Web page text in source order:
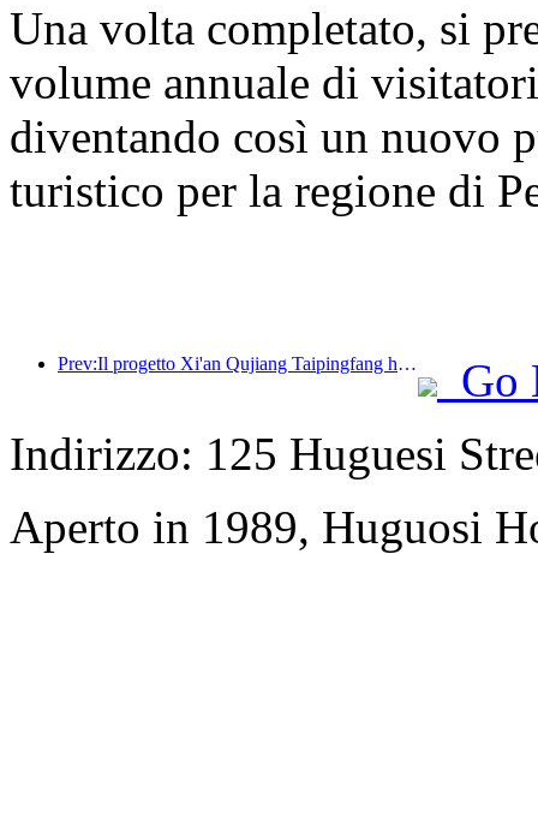
Una volta completato, si
volume annuale di
diventando così un nuovo
turistico per la regione di
Prev:Il progetto Xi'an Qujiang Taipingfang ha ufficialmente preso il via, con un'area edificabile totale di 137.000 metri quadrati.
Go
Indirizzo: 125 Huguesi
Aperto in 1989, Huguosi